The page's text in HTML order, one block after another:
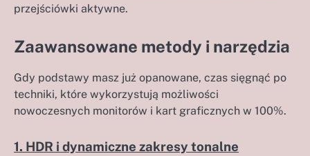
przejściówki aktywne.
Zaawansowane metody i narzędzia
Gdy podstawy masz już opanowane, czas sięgnąć po
techniki, które wykorzystują możliwości
nowoczesnych monitorów i kart graficznych w 100%.
1. HDR i dynamiczne zakresy tonalne